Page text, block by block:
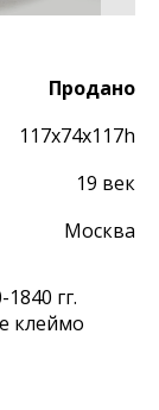
Продано
117х74х117h
19 век
Москва
гг.
клеймо